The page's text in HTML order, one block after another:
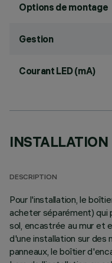
Options de montage
Gestion
Courant LED (mA)
INSTALLATION
DESCRIPTION
Pour l'installation, le
acheter séparément) qui
sol, encastrée au mur et
d'une installation sur des
panneaux, le boîtier